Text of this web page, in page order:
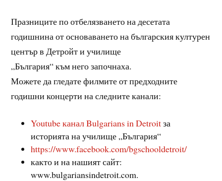
Празниците по отбелязването на десетата
годишнина от основаването на българския културен
център в Детройт и училище
„България“ към него започнаха.
Можете да гледате филмите от предходните
годишни концерти на следните канали:
Youtube канал Bulgarians in Detroitза
историята на училище „България“
https://www.facebook.com/bgschooldetroit/
както и на нашият сайт:
www.bulgariansindetroit.com.